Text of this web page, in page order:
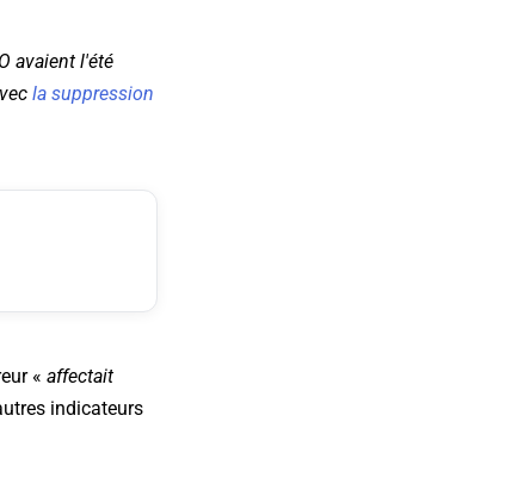
avaient l'été
la suppression
« affectait
indicateurs